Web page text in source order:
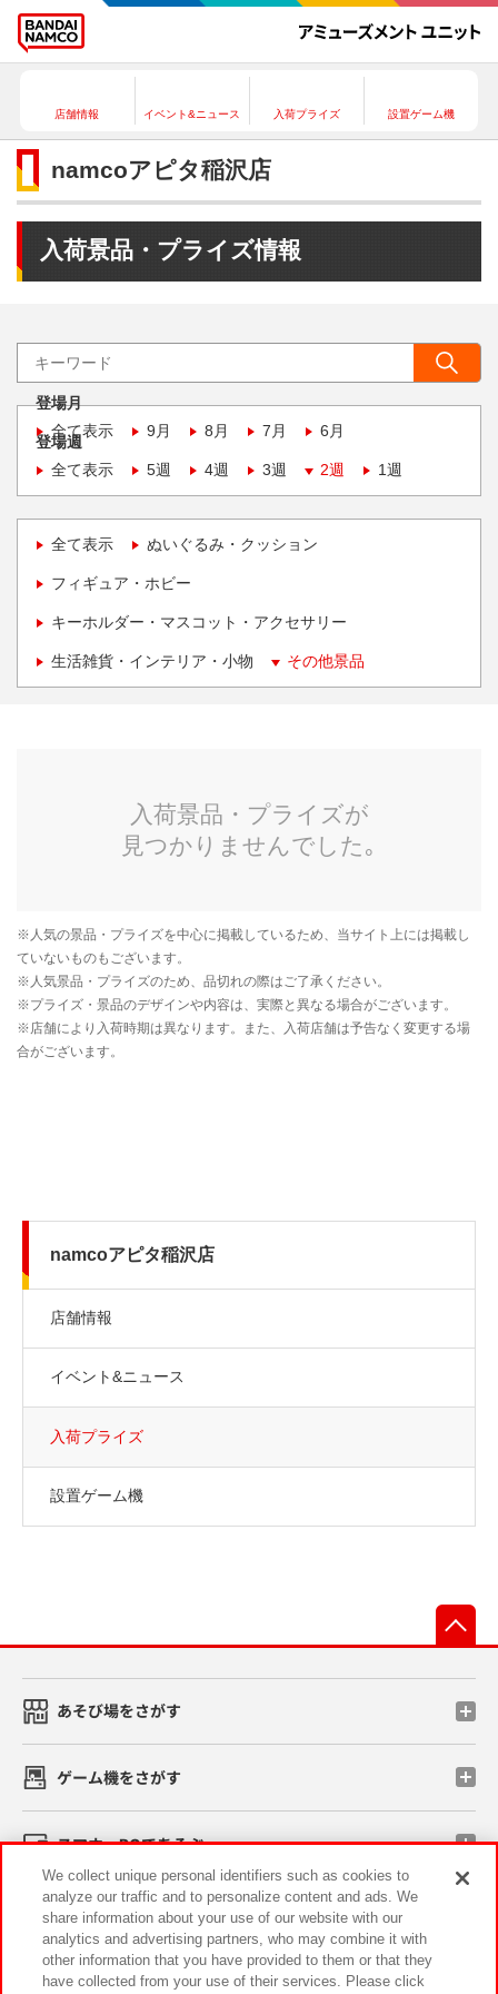
店舗情報 イベント&ニュース 入荷プライズ 設置ゲーム機
namcoアピタ稲沢店
入荷景品・プライズ情報
登場月
全て表示
9月 8月 7月 6月
登場週
全て表示
5週 4週 3週 2週 1週
全て表示 ぬいぐるみ・クッション
フィギュア・ホビー
キーホルダー・マスコット・アクセサリー
生活雑貨・インテリア・小物 その他景品
namcoアピタ稲沢店
店舗情報
イベント&ニュース
入荷プライズ
設置ゲーム機
あそび場をさがす
ゲーム機をさがす
スマホ・PCであそぶ
イベント・キャンペーン
We collect unique personal identifiers such as cookies to
analyze our traffic and to personalize content and ads. We
share information about your use of our website with our
analytics and advertising partners, who may combine it with
other information that you have provided to them or that they
have collected from your use of their services. Please click